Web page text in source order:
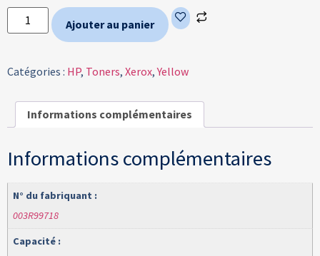
Ajouter au panier
Catégories : HP, Toners, Xerox,Yellow
Informations complémentaires
Informations complémentaires
N° du fabriquant :
003R99718
Capacité :